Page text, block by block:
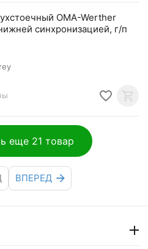
OMA-Werther
синхронизацией, г/п
еще 21 товар
ВПЕРЕД